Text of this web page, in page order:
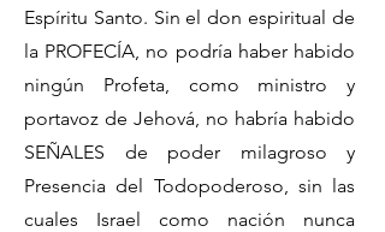
Espíritu Santo. Sin el don espiritual de
la PROFECÍA, no podría haber habido
ningún Profeta, como ministro y
portavoz de Jehová, no habría habido
SEÑALES de poder milagroso y
Presencia del Todopoderoso, sin las
cuales Israel como nación nunca